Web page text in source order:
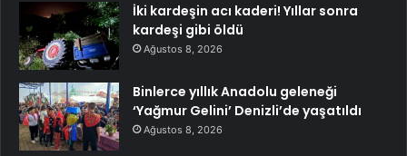
İki kardeşin acı kaderi! Yıllar sonra
kardeşi gibi öldü
Ağustos 8, 2026
Binlerce yıllık Anadolu geleneği
‘Yağmur Gelini’ Denizli’de yaşatıldı
Ağustos 8, 2026